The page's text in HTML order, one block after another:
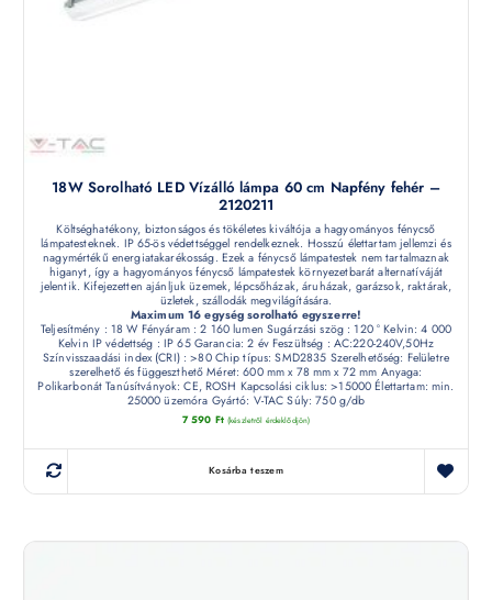
18W Sorolható LED Vízálló lámpa 60 cm Napfény fehér –
2120211
Költséghatékony, biztonságos és tökéletes kiváltója a hagyományos fénycső
lámpatesteknek. IP 65-ös védettséggel rendelkeznek. Hosszú élettartam jellemzi és
nagymértékű energiatakarékosság. Ezek a fénycső lámpatestek nem tartalmaznak
higanyt, így a hagyományos fénycső lámpatestek környezetbarát alternatíváját
jelentik. Kifejezetten ajánljuk üzemek, lépcsőházak, áruházak, garázsok, raktárak,
üzletek, szállodák megvilágítására.
Maximum 16 egység sorolható egyszerre!
Teljesítmény : 18 W Fényáram : 2 160 lumen Sugárzási szög : 120 ° Kelvin: 4 000
Kelvin IP védettség : IP 65 Garancia: 2 év Feszültség : AC:220-240V,50Hz
Színvisszaadási index (CRI) : >80 Chip típus: SMD2835 Szerelhetőség: Felületre
szerelhető és függeszthető Méret: 600 mm x 78 mm x 72 mm Anyaga:
Polikarbonát Tanúsítványok: CE, ROSH Kapcsolási ciklus: >15000 Élettartam: min.
25000 üzemóra Gyártó: V-TAC Súly: 750 g/db
7 590 Ft (készletről érdeklődjön)
Kosárba teszem